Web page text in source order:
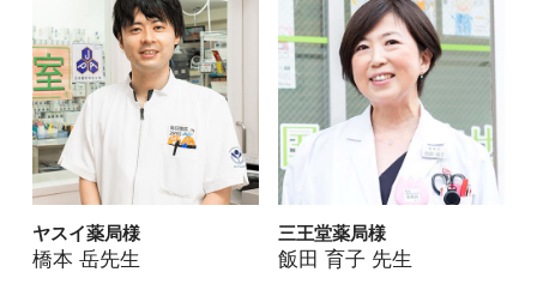
ヤスイ薬局様
橋本 岳先生
三王堂薬局様
飯田 育子 先生